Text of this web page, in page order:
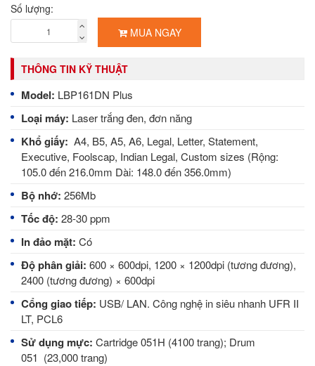
Số lượng:
MUA NGAY
THÔNG TIN KỸ THUẬT
Model: LBP161DN Plus
Loại máy: Laser trắng đen, đơn năng
Khổ giấy: A4, B5, A5, A6, Legal, Letter, Statement,
Executive, Foolscap, Indian Legal, Custom sizes (Rộng:
105.0 đến 216.0mm Dài: 148.0 đến 356.0mm)
Bộ nhớ: 256Mb
Tốc độ: 28-30 ppm
In đảo mặt: Có
Độ phân giải: 600 × 600dpi, 1200 × 1200dpi (tương đương),
2400 (tương đương) × 600dpi
Cổng giao tiếp: USB/ LAN. Công nghệ in siêu nhanh UFR II
LT, PCL6
Sử dụng mực: Cartridge 051H (4100 trang); Drum
051 (23,000 trang)